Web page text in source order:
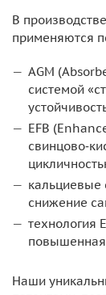
В
применяются
AGM
системой
EFB
снижение
технология
повышенная
Наши